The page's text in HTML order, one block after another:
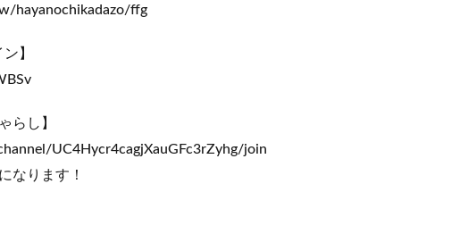
hayanochikadazo/ffg
】
らし】
UC4Hycr4cagjXauGFc3rZyhg/join
なります！